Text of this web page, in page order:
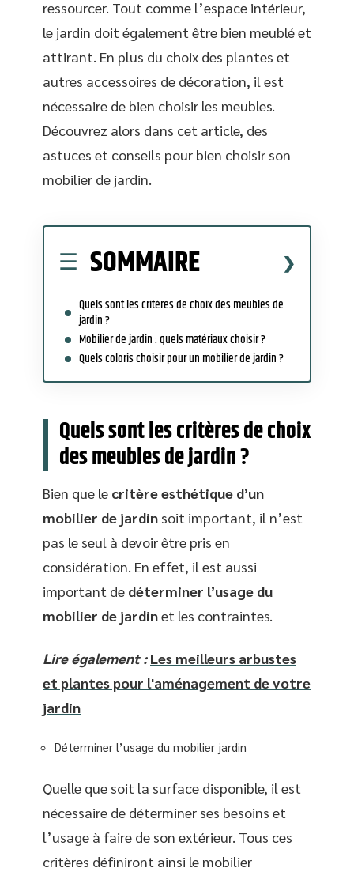
ressourcer. Tout comme l’espace intérieur,
le jardin doit également être bien meublé et
attirant. En plus du choix des plantes et
autres accessoires de décoration, il est
nécessaire de bien choisir les meubles.
Découvrez alors dans cet article, des
astuces et conseils pour bien choisir son
mobilier de jardin.
SOMMAIRE
Quels sont les critères de choix des meubles de
jardin ?
Mobilier de jardin : quels matériaux choisir ?
Quels coloris choisir pour un mobilier de jardin ?
Quels sont les critères de choix
des meubles de jardin ?
Bien que le critère esthétique d’un
mobilier de jardin soit important, il n’est
pas le seul à devoir être pris en
considération. En effet, il est aussi
important de déterminer l’usage du
mobilier de jardinet les contraintes.
Lire également : Les meilleurs arbustes
et plantes pour l'aménagement de votre
jardin
Déterminer l’usage du mobilier jardin
Quelle que soit la surface disponible, il est
nécessaire de déterminer ses besoins et
l’usage à faire de son extérieur. Tous ces
critères définiront ainsi le mobilier